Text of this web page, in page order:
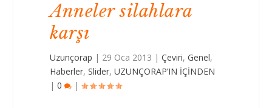
Anneler silahlara
karşı
Uzunçorap | 29 Oca 2013 |Çeviri,Genel,
Haberler,Slider,UZUNÇORAP’IN İÇİNDEN
|0 |